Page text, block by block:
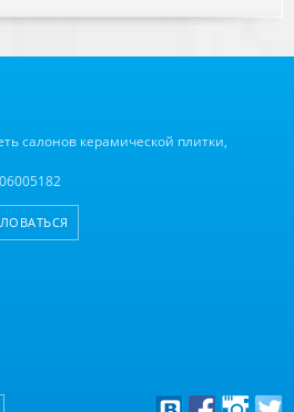
салонов керамической плитки,